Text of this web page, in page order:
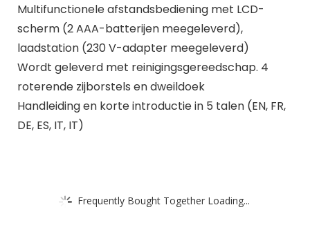
Multifunctionele afstandsbediening met LCD-
scherm (2 AAA-batterijen meegeleverd),
laadstation (230 V-adapter meegeleverd)
Wordt geleverd met reinigingsgereedschap. 4
roterende zijborstels en dweildoek
Handleiding en korte introductie in 5 talen (EN, FR,
DE, ES, IT, IT)
Frequently Bought Together Loading...